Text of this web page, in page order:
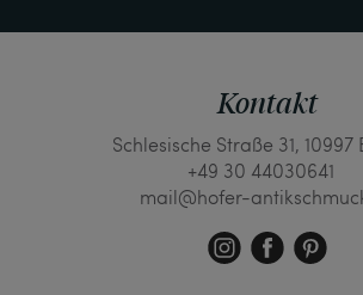
Kontakt
Schlesische Straße 31, 10997
+49 30 44030641
mail@hofer-